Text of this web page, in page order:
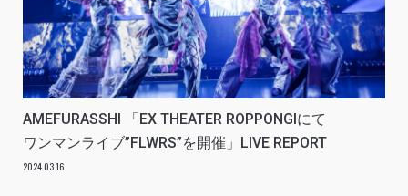
AMEFURASSHI 「EX THEATER ROPPONGIにて
ワンマンライブ”FLWRS”を開催」LIVE REPORT
2024.03.16